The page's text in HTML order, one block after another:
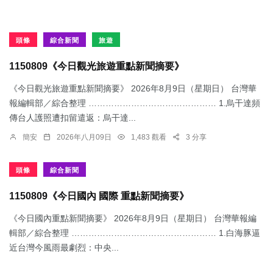
頭條 綜合新聞 旅遊
1150809《今日觀光旅遊重點新聞摘要》
《今日觀光旅遊重點新聞摘要》 2026年8月9日（星期日） 台灣華
報編輯部／綜合整理 ……………………………………… 1.烏干達頻
傳台人護照遭扣留遣返：​烏干達...
簡安 2026年八月09日 1,483 觀看 3 分享
頭條 綜合新聞
1150809《今日國內 國際 重點新聞摘要》
《今日國內重點新聞摘要》 2026年8月9日（星期日） 台灣華報編
輯部／綜合整理 …………………………………………… 1.白海豚逼
近台灣今風雨最劇烈：中央...